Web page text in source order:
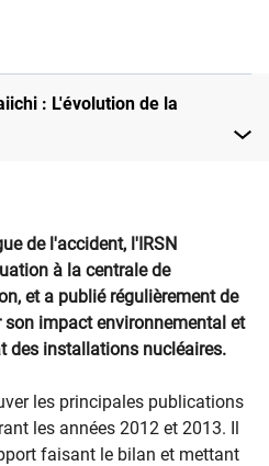
: L'évolution de la
de l'accident, l'IRSN
à la centrale de
et a publié régulièrement de
impact environnemental et
des installations nucléaires.
les principales publications
les années 2012 et 2013. Il
faisant le bilan et mettant